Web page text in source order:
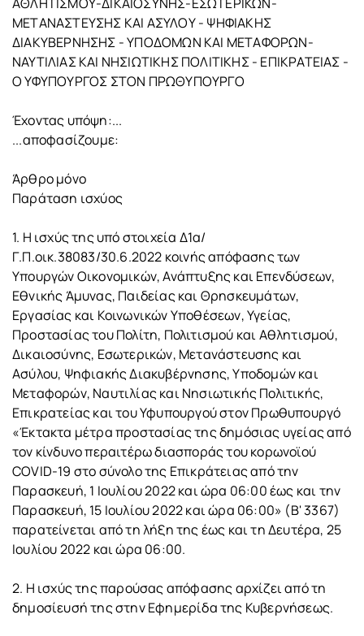
ΜΕΤΑΝΑΣΤΕΥΣΗΣ ΚΑΙ ΑΣΥΛΟΥ - ΨΗΦΙΑΚΗΣ
ΔΙΑΚΥΒΕΡΝΗΣΗΣ - ΥΠΟΔΟΜΩΝ ΚΑΙ ΜΕΤΑΦΟΡΩΝ-
ΝΑΥΤΙΛΙΑΣ ΚΑΙ ΝΗΣΙΩΤΙΚΗΣ ΠΟΛΙΤΙΚΗΣ - ΕΠΙΚΡΑΤΕΙΑΣ -
Ο ΥΦΥΠΟΥΡΓΟΣ ΣΤΟΝ ΠΡΩΘΥΠΟΥΡΓΟ
Έχοντας υπόψη:...
...αποφασίζουμε:
Άρθρο μόνο
Παράταση ισχύος
1. Η ισχύς της υπό στοιχεία Δ1α/
Γ.Π.οικ.38083/30.6.2022 κοινής απόφασης των
Υπουργών Οικονομικών, Ανάπτυξης και Επενδύσεων,
Εθνικής Άμυνας, Παιδείας και Θρησκευμάτων,
Εργασίας και Κοινωνικών Υποθέσεων, Υγείας,
Προστασίας του Πολίτη, Πολιτισμού και Αθλητισμού,
Δικαιοσύνης, Εσωτερικών, Μετανάστευσης και
Ασύλου, Ψηφιακής Διακυβέρνησης, Υποδομών και
Μεταφορών, Ναυτιλίας και Νησιωτικής Πολιτικής,
Επικρατείας και του Υφυπουργού στον Πρωθυπουργό
«Έκτακτα μέτρα προστασίας της δημόσιας υγείας από
τον κίνδυνο περαιτέρω διασποράς του κορωνοϊού
COVID-19 στο σύνολο της Επικράτειας από την
Παρασκευή, 1 Ιουλίου 2022 και ώρα 06:00 έως και την
Παρασκευή, 15 Ιουλίου 2022 και ώρα 06:00» (Β' 3367)
παρατείνεται από τη λήξη της έως και τη Δευτέρα, 25
Ιουλίου 2022 και ώρα 06:00.
2. Η ισχύς της παρούσας απόφασης αρχίζει από τη
δημοσίευσή της στην Εφημερίδα της Κυβερνήσεως.